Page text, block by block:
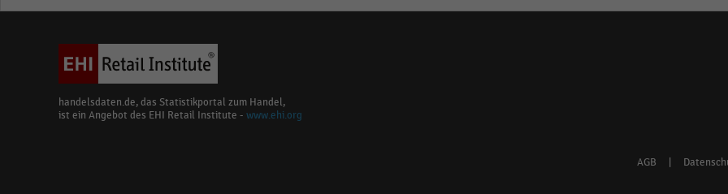
handelsdaten.de, das Statistikportal zum Handel,
ist ein Angebot des EHI Retail Institute - www.ehi.org
Footer
AGB